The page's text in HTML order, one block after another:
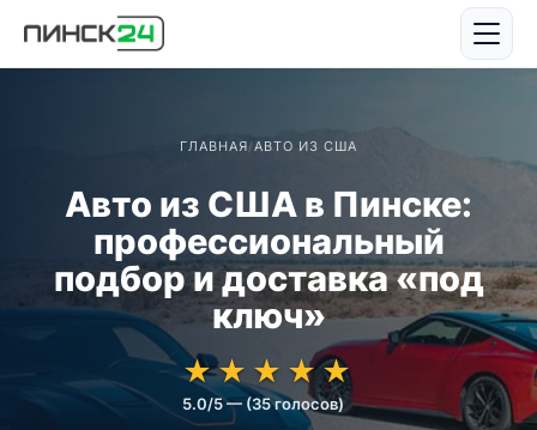
ГЛАВНАЯ/АВТО ИЗ США
Авто из США в Пинске:
профессиональный
подбор и доставка «под
ключ»
★★★★★
★★★★★
★★ ★ ★★
5.0/5 — (35 голосов)